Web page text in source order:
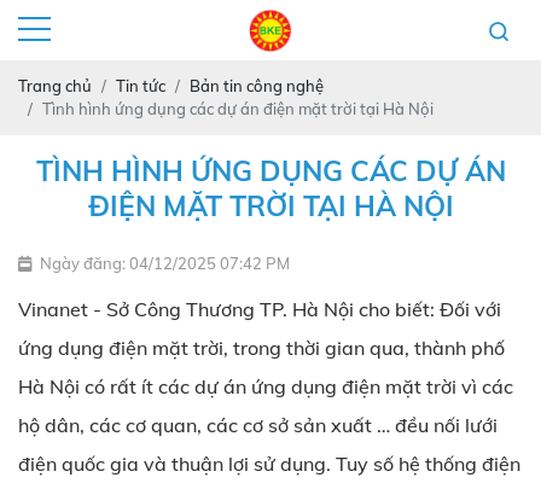
Trang chủ Tin tức
Bản tin công nghệ
Tình hình ứng dụng các dự án điện mặt trời tại Hà Nội
TÌNH HÌNH ỨNG DỤNG CÁC DỰ ÁN
ĐIỆN MẶT TRỜI TẠI HÀ NỘI
Ngày đăng: 04/12/2025 07:42 PM
Vinanet - Sở Công Thương TP. Hà Nội cho biết: Đối với
ứng dụng điện mặt trời, trong thời gian qua, thành phố
Hà Nội có rất ít các dự án ứng dụng điện mặt trời vì các
hộ dân, các cơ quan, các cơ sở sản xuất … đều nối lưới
điện quốc gia và thuận lợi sử dụng. Tuy số hệ thống điện